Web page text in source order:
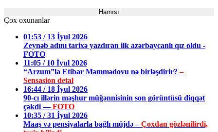
Hamısı
Çox oxunanlar
01:53 / 13 İyul 2026
Zeynəb adını tarixə yazdıran ilk azərbaycanlı qız oldu -
FOTO
11:05 / 10 İyul 2026
“Arzum”la Etibar Məmmədovu nə birləşdirir?–
Sensasion detal
16:44 / 18 İyul 2026
90-cı illərin məşhur müğənnisinin son görüntüsü diqqət
çəkdi —FOTO
10:35 / 31 İyul 2026
Maaş və pensiyalarla bağlı müjdə –Çoxdan gözlənilirdi,